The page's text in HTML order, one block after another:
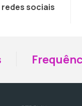
sociais